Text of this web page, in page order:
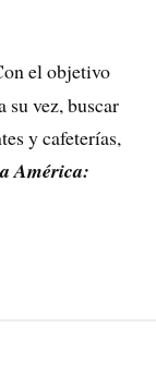
el objetivo
su vez, buscar
y cafeterías,
América: